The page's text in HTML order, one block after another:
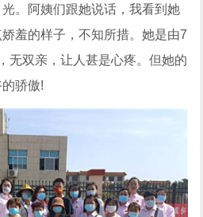
。阿姨们跟她说话，我看到她
羞的样子，不知所措。她是由7
无双亲，让人甚是心疼。但她的
骄傲!